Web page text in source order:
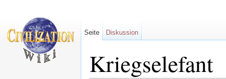
Kriegselefant
Seite Diskussion